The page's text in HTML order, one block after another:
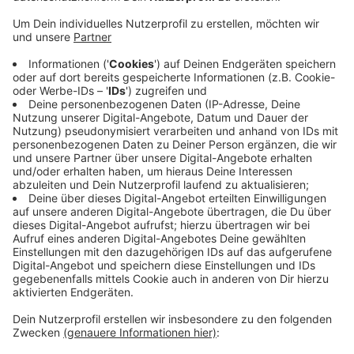
Anzeige
Ab dem 8. Juni wird dann wieder ein eingeschränkter
Regelbetrieb für alle Kinder angeboten. Das heißt: es
gibt regelmäßige Betreuung, aber zum Teil mit
geänderte Zeiten und besondere Fördermaßnahmen
fallen erst einmal weg. Wegen der Einschränkungen
zahlen Eltern von Kleinkindern in den kommenden
beiden Monaten nur die Hälfte der üblichen Beiträge.
Das hat die NRW Landesregierung beschlossen.
Anzeige